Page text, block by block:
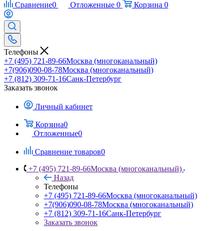
Сравнение0 Отложенные 0 Корзина 0
Телефоны
+7 (495) 721-89-66Москва (многоканальный)
+7(906)090-08-78Москва (многоканальный)
+7 (812) 309-71-16Санк-Петербург
Заказать звонок
Личный кабинет
Корзина0
Отложенные0
Сравнение товаров0
+7 (495) 721-89-66Москва (многоканальный)
Назад
Телефоны
+7 (495) 721-89-66Москва (многоканальный)
+7(906)090-08-78Москва (многоканальный)
+7 (812) 309-71-16Санк-Петербург
Заказать звонок